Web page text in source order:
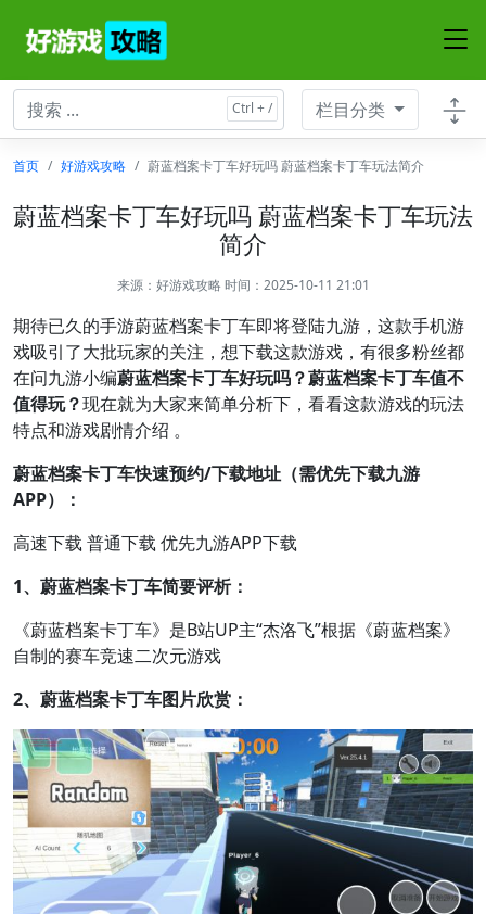
栏目分类
首页 好游戏攻略 蔚蓝档案卡丁车好玩吗 蔚蓝档案卡丁车玩法简介
蔚蓝档案卡丁车好玩吗 蔚蓝档案卡丁车玩法
简介
来源： 好游戏攻略时间：2025-10-11 21:01
期待已久的手游蔚蓝档案卡丁车即将登陆九游，这款手机游
戏吸引了大批玩家的关注，想下载这款游戏，有很多粉丝都
在问九游小编蔚蓝档案卡丁车好玩吗？蔚蓝档案卡丁车值不
值得玩？现在就为大家来简单分析下，看看这款游戏的玩法
特点和游戏剧情介绍 。
蔚蓝档案卡丁车快速预约/下载地址（需优先下载九游
APP）：
高速下载 普通下载 优先九游APP下载
1、蔚蓝档案卡丁车简要评析：
《蔚蓝档案卡丁车》是B站UP主“杰洛飞”根据《蔚蓝档案》
自制的赛车竞速二次元游戏
2、蔚蓝档案卡丁车图片欣赏：